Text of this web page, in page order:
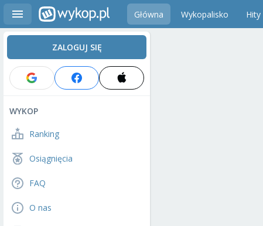
Główna Wykopalisko Hity
ZALOGUJ SIĘ
WYKOP
Ranking
Osiągnięcia
FAQ
O nas